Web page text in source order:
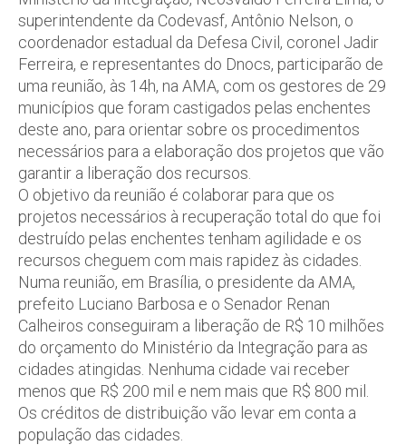
superintendente da Codevasf, Antônio Nelson, o
coordenador estadual da Defesa Civil, coronel Jadir
Ferreira, e representantes do Dnocs, participarão de
uma reunião, às 14h, na AMA, com os gestores de 29
municípios que foram castigados pelas enchentes
deste ano, para orientar sobre os procedimentos
necessários para a elaboração dos projetos que vão
garantir a liberação dos recursos.
O objetivo da reunião é colaborar para que os
projetos necessários à recuperação total do que foi
destruído pelas enchentes tenham agilidade e os
recursos cheguem com mais rapidez às cidades.
Numa reunião, em Brasília, o presidente da AMA,
prefeito Luciano Barbosa e o Senador Renan
Calheiros conseguiram a liberação de R$ 10 milhões
do orçamento do Ministério da Integração para as
cidades atingidas. Nenhuma cidade vai receber
menos que R$ 200 mil e nem mais que R$ 800 mil.
Os créditos de distribuição vão levar em conta a
população das cidades.